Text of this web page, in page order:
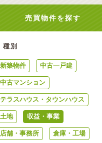
売買物件を探す
種別
新築物件 中古一戸建
中古マンション
テラスハウス・タウンハウス
土地 収益・事業
店舗・事務所 倉庫・工場